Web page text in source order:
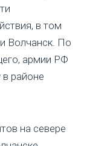
в том
Волчанск. По
армии РФ
в районе
на севере